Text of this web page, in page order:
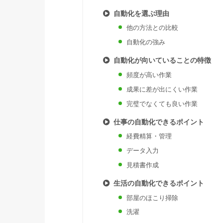
自動化を選ぶ理由
他の方法との比較
自動化の強み
自動化が向いていることの特徴
頻度が高い作業
成果に差が出にくい作業
完璧でなくても良い作業
仕事の自動化できるポイント
経費精算・管理
データ入力
見積書作成
生活の自動化できるポイント
部屋のほこり掃除
洗濯